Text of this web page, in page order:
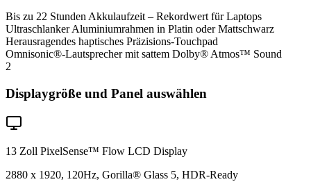
Bis zu 22 Stunden Akkulaufzeit – Rekordwert für Laptops
Ultraschlanker Aluminiumrahmen in Platin oder Mattschwarz
Herausragendes haptisches Präzisions-Touchpad
Omnisonic®-Lautsprecher mit sattem Dolby® Atmos™ Sound
2
Displaygröße und Panel auswählen
13 Zoll PixelSense™ Flow LCD Display
2880 x 1920, 120Hz, Gorilla® Glass 5, HDR-Ready